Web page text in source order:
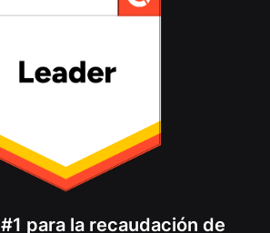
para la recaudación de